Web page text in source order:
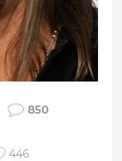
850
446